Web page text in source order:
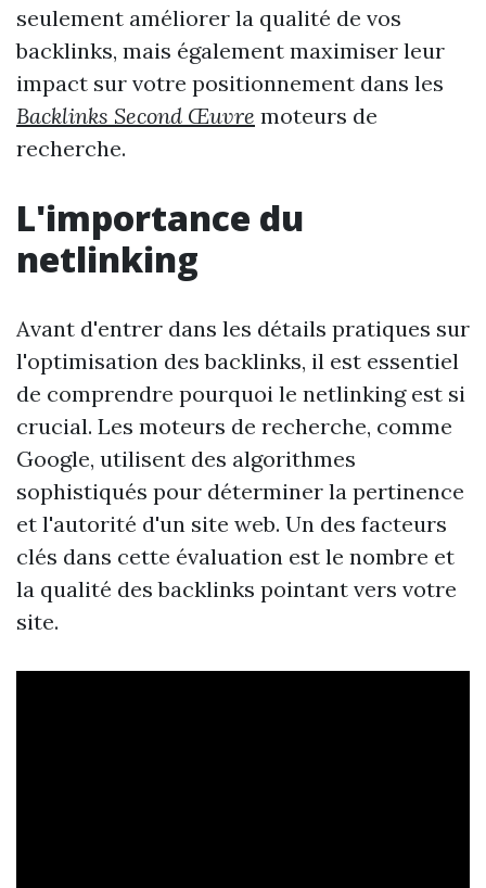
seulement améliorer la qualité de vos
backlinks, mais également maximiser leur
impact sur votre positionnement dans les
Backlinks Second Œuvre moteurs de
recherche.
L'importance du
netlinking
Avant d'entrer dans les détails pratiques sur
l'optimisation des backlinks, il est essentiel
de comprendre pourquoi le netlinking est si
crucial. Les moteurs de recherche, comme
Google, utilisent des algorithmes
sophistiqués pour déterminer la pertinence
et l'autorité d'un site web. Un des facteurs
clés dans cette évaluation est le nombre et
la qualité des backlinks pointant vers votre
site.